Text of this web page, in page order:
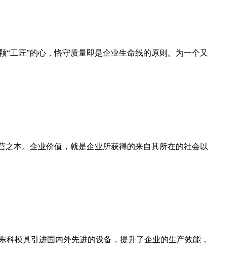
工匠”的心，恪守质量即是企业生命线的原则。为一个又
本。企业价值，就是企业所获得的来自其所在的社会以
模具引进国内外先进的设备，提升了企业的生产效能，